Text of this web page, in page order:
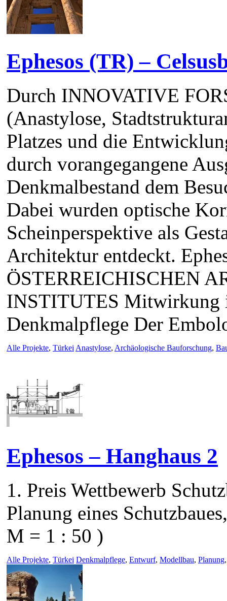
Ephesos (TR) –
Durch INNOVATIVE
(Anastylose,
Platzes und die
durch vorangegangene
Denkmalbestand dem
Dabei wurden optische
Scheinperspektive als
Architektur entdeckt.
ÖSTERREICHISCHEN
INSTITUTES Mitwirkung
Denkmalpflege Der
Alle Projekte, Türkei Anastylose, Archäologische Bauforschung,
Ephesos – Hanghaus 2
1. Preis Wettbewerb
Planung eines
M = 1 : 50 )
Alle Projekte, Türkei Denkmalpflege, Entwurf, Modellbau, Planung